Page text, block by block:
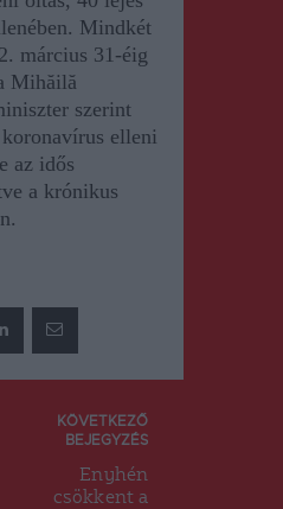
Mindkét
március 31-éig
Mihăilă
szerint
elleni
az idős
a krónikus
KÖVETKEZŐ
BEJEGYZÉS
Enyhén
csökkent a